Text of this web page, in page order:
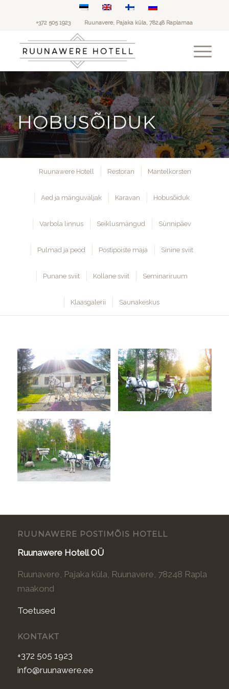
+372 505 1923 Ruunavere, Pajaka küla, 78248 Raplamaa
HOBUSÕIDUK
Ruunawere Hotell Restoran Mantelkorsten
Aed ja mänguväljak Karavan Hobusõiduk
Varbola linnus Seiklusmängud Sünnipäev
Pulmad ja peod Postipoiste maja Sinine sviit
Punane sviit Kollane sviit Seminariruum
Klaasgalerii Saunakeskus
RUUNAWERE POSTIMÕIS HOTELL
Ruunawere Hotell OÜ
Ruunavere, Pajaka küla, Ruunavere, 78248 Rapla
maakond
Toetused
KONTAKT
+372 505 1923
info@ruunawere.ee